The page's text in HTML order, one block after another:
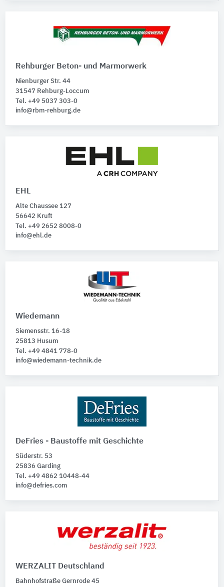
Rehburger Beton- und Marmorwerk
Nienburger Str. 44
31547 Rehburg-Loccum
Tel. +49 5037 303-0
info@rbm-rehburg.de
EHL
Alte Chaussee 127
56642 Kruft
Tel. +49 2652 8008-0
info@ehl.de
Wiedemann
Siemensstr. 16-18
25813 Husum
Tel. +49 4841 778-0
info@wiedemann-technik.de
DeFries - Baustoffe mit Geschichte
Süderstr. 53
25836 Garding
Tel. +49 4862 10448-44
info@defries.com
WERZALIT Deutschland
Bahnhofstraße Gernrode 45